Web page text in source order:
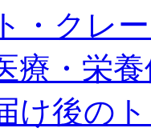
・クレ
療・栄
け後の